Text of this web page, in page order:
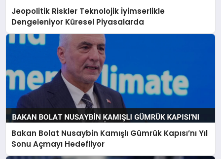
Jeopolitik Riskler Teknolojik İyimserlikle
Dengeleniyor Küresel Piyasalarda
Bakan Bolat Nusaybin Kamışlı Gümrük Kapısı’nı Yıl
Sonu Açmayı Hedefliyor